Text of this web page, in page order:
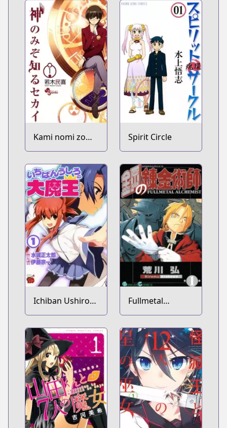
Kami nomi zo
Shiru Sekai
Spirit Circle
Ichiban Ushiro
no Daimaou
Fullmetal
Alchemist